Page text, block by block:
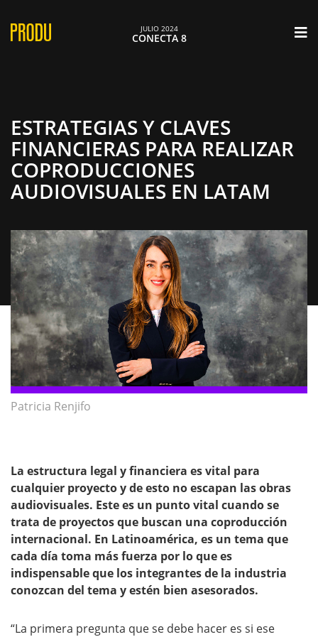
JULIO 2024
CONECTA 8
ESTRATEGIAS Y CLAVES
FINANCIERAS PARA REALIZAR
COPRODUCCIONES
AUDIOVISUALES EN LATAM
Patricia Renjifo
La estructura legal y financiera es vital para
cualquier proyecto y de esto no escapan las obras
audiovisuales. Este es un punto vital cuando se
trata de proyectos que buscan una coproducción
internacional. En Latinoamérica, es un tema que
cada día toma más fuerza por lo que es
indispensable que los integrantes de la industria
conozcan del tema y estén bien asesorados.
“La primera pregunta que se debe hacer es si ese